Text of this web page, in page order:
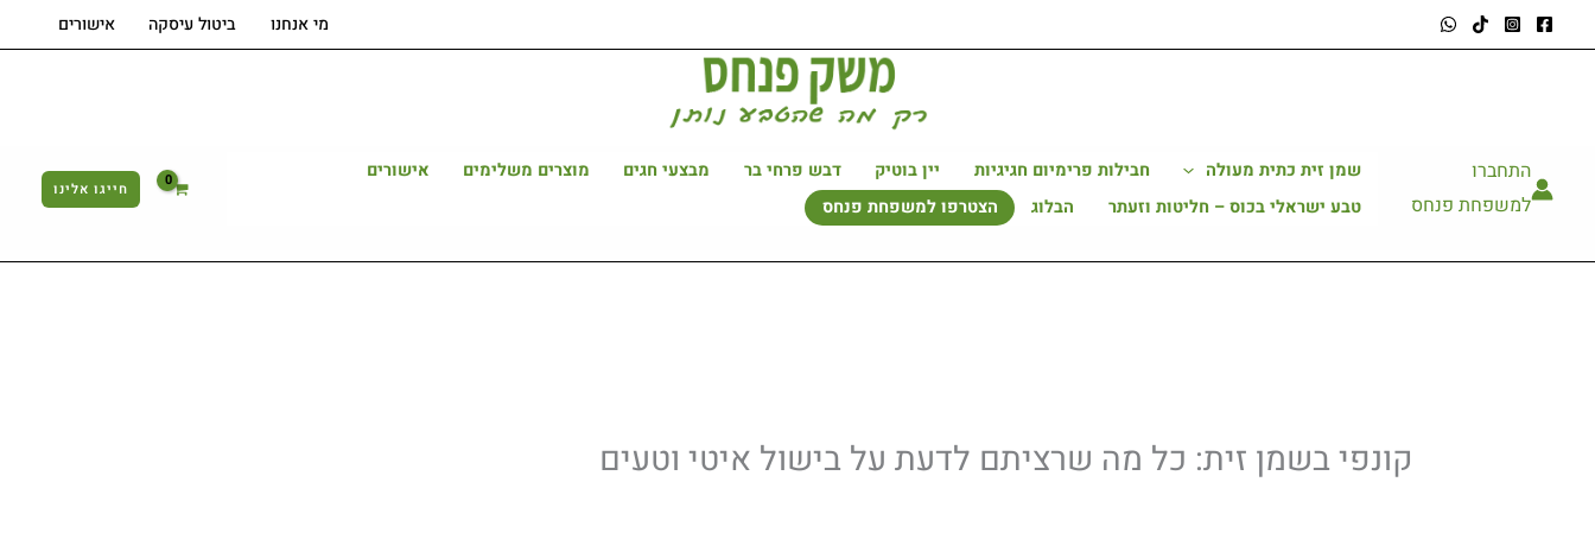
לתוכן
מי אנחנו ביטול עיסקה אישורים
התחברו
למשפחת פנחס
שמן זית כתית מעולה חבילות פרימיום חגיגיות יין בוטיק דבש פרחי בר מבצעי חגים מוצרים משלימים
אישורים
טבע ישראלי בכוס – חליטות וזעתר
הבלוג הצטרפו למשפחת פנחס
חייגו אלינו
קונפי בשמן זית: כל מה שרציתם לדעת על בישול איטי וטעים